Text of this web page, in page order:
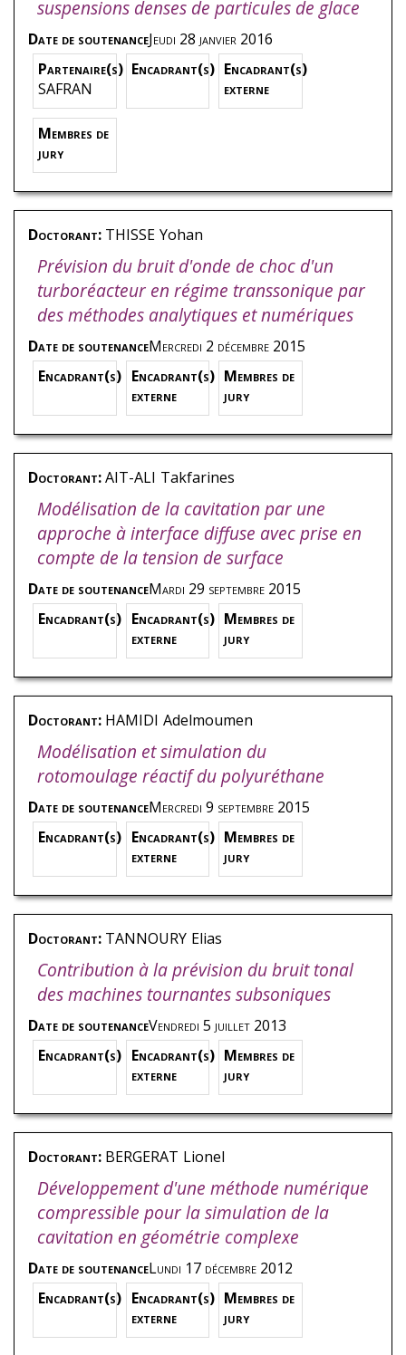
suspensions denses de particules de glace
Date de soutenanceJeudi 28 janvier 2016
Partenaire(s)
SAFRAN
Encadrant(s) Encadrant(s)
externe
Membres de
jury
Doctorant: THISSE Yohan
Prévision du bruit d'onde de choc d'un
turboréacteur en régime transsonique par
des méthodes analytiques et numériques
Date de soutenanceMercredi 2 décembre 2015
Encadrant(s) Encadrant(s)
externe
Membres de
jury
Doctorant:AIT-ALI Takfarines
Modélisation de la cavitation par une
approche à interface diffuse avec prise en
compte de la tension de surface
Date de soutenanceMardi 29 septembre 2015
Encadrant(s) Encadrant(s)
externe
Membres de
jury
Doctorant: HAMIDI Adelmoumen
Modélisation et simulation du
rotomoulage réactif du polyuréthane
Date de soutenanceMercredi 9 septembre 2015
Encadrant(s) Encadrant(s)
externe
Membres de
jury
Doctorant: TANNOURY Elias
Contribution à la prévision du bruit tonal
des machines tournantes subsoniques
Date de soutenanceVendredi 5 juillet 2013
Encadrant(s) Encadrant(s)
externe
Membres de
jury
Doctorant: BERGERAT Lionel
Développement d'une méthode numérique
compressible pour la simulation de la
cavitation en géométrie complexe
Date de soutenanceLundi 17 décembre 2012
Encadrant(s) Encadrant(s)
externe
Membres de
jury